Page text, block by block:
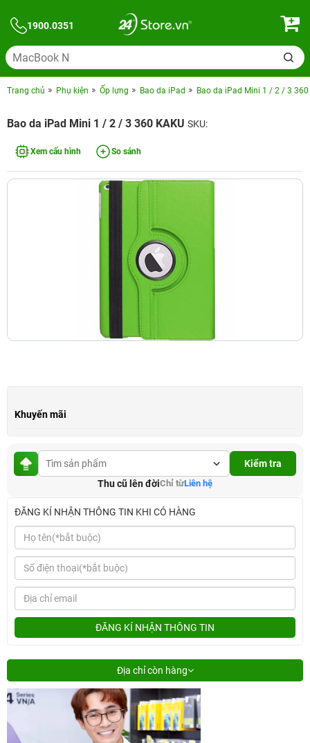
1900.0351
Trang chủ Phụ kiện Ốp lưng Bao da iPad Bao da iPad Mini 1 / 2 / 3 360
Bao da iPad Mini 1 / 2 / 3 360 KAKU SKU:
Xem cấu hình So sánh
Khuyến mãi
Kiểm tra
Thu cũ lên đờiChỉ từLiên hệ
ĐĂNG KÍ NHẬN THÔNG TIN KHI CÓ HÀNG
ĐĂNG KÍ NHẬN THÔNG TIN
Địa chỉ còn hàng